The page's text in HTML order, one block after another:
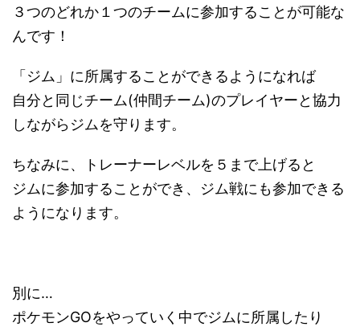
３つのどれか１つのチームに参加することが可能な
んです！
「ジム」に所属することができるようになれば
自分と同じチーム(仲間チーム)のプレイヤーと協力
しながらジムを守ります。
ちなみに、トレーナーレベルを５まで上げると
ジムに参加することができ、ジム戦にも参加できる
ようになります。
別に…
ポケモンGOをやっていく中でジムに所属したり